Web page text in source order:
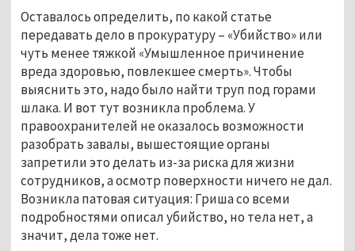
Оставалось определить, по какой статье
передавать дело в прокуратуру – «Убийство» или
чуть менее тяжкой «Умышленное причинение
вреда здоровью, повлекшее смерть». Чтобы
выяснить это, надо было найти труп под горами
шлака. И вот тут возникла проблема. У
правоохранителей не оказалось возможности
разобрать завалы, вышестоящие органы
запретили это делать из-за риска для жизни
сотрудников, а осмотр поверхности ничего не дал.
Возникла патовая ситуация: Гриша со всеми
подробностями описал убийство, но тела нет, а
значит, дела тоже нет.